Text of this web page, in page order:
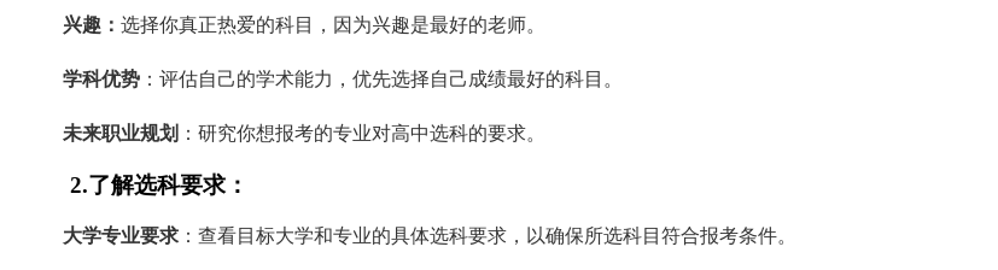
兴趣： 选择你真正热爱的科目，因为兴趣是最好的老师。
学科优势 ：评估自己的学术能力，优先选择自己成绩最好的科目。
未来职业规划 ：研究你想报考的专业对高中选科的要求。
2.了解选科要求：
大学专业要求 ：查看目标大学和专业的具体选科要求，以确保所选科目符合报考条件。